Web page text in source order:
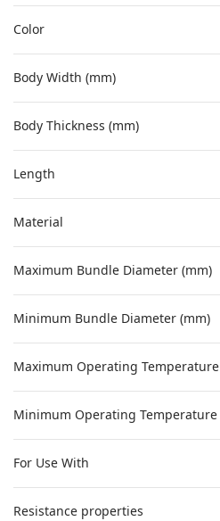
Color
Body Width (mm)
Body Thickness (mm)
Length
Material
Maximum Bundle Diameter (mm)
Minimum Bundle Diameter (mm)
Maximum Operating Temperature
Minimum Operating Temperature
For Use With
Resistance properties